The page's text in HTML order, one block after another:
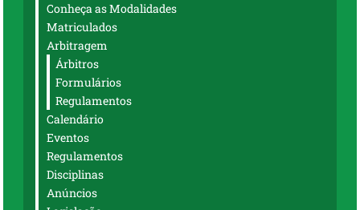
Conheça as Modalidades
Matriculados
Arbitragem
Árbitros
Formulários
Regulamentos
Calendário
Eventos
Regulamentos
Disciplinas
Anúncios